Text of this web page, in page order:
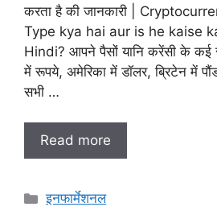
करता है की जानकारी |
Type kya hai aur is he kaise
Hindi? आपने पैसों यानि करेंसी के कई
में रूपये, अमेरिका में डॉलर, ब्रिटेन में
सभी …
Read more
Categories
इनफार्मेशनल